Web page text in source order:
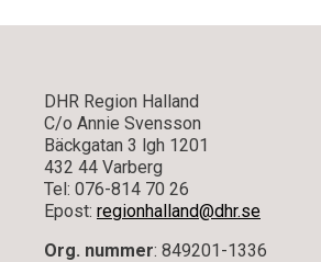
DHR Region Halland
C/o Annie Svensson
Bäckgatan 3 lgh 1201
432 44 Varberg
Tel: 076-814 70 26
Epost: regionhalland@dhr.se
Org. nummer: 849201-1336